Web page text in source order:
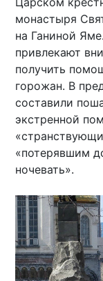
монастыря
на Ганиной
привлекают
получить
горожан. В
составили
экстренной
«потерявшим
ночевать».